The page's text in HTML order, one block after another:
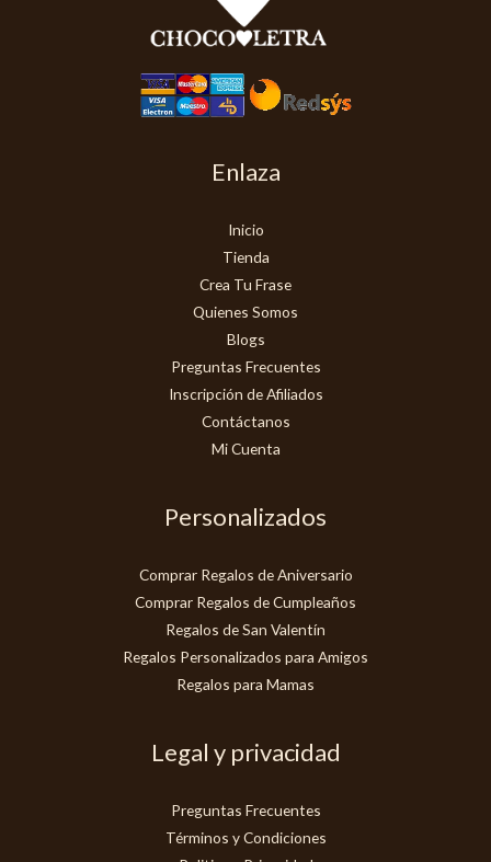
Enlaza
Inicio
Tienda
Crea Tu Frase
Quienes Somos
Blogs
Preguntas Frecuentes
Inscripción de Afiliados
Contáctanos
Mi Cuenta
Personalizados
Comprar Regalos de Aniversario
Comprar Regalos de Cumpleaños
Regalos de San Valentín
Regalos Personalizados para Amigos
Regalos para Mamas
Legal y privacidad
Preguntas Frecuentes
Términos y Condiciones